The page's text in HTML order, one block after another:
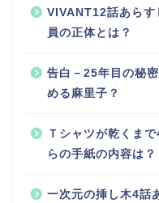
VIVANT12話あらす
員の正体とは？
告白－25年目の秘
める麻里子？
Ｔシャツが乾くま
らの手紙の内容は？
一次元の挿し木4話